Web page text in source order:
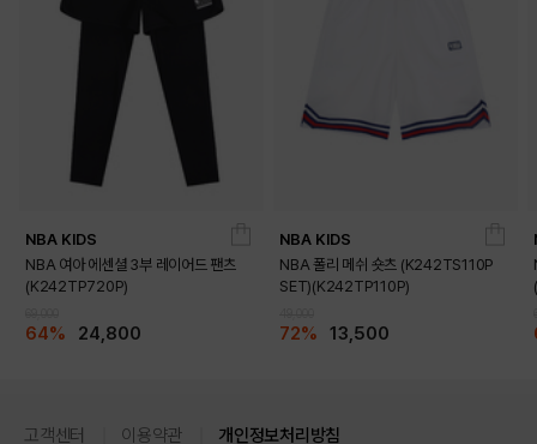
NBA KIDS
NBA 여아 에센셜 3부 레이어드 팬츠
(K242TP720P)
64% 24,800
NBA KIDS
NBA 폴리 메쉬 숏츠 (K242TS110P
SET)(K242TP110P)
72% 13,500
고객센터 이용약관 개인정보처리방침